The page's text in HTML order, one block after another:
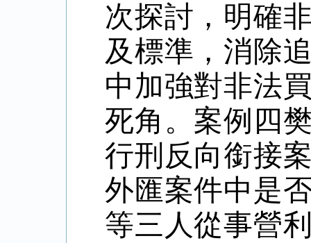
次探討，明確
及標準，消除
中加強對非法
死角。案例四
行刑反向銜接
外匯案件中是
等三人從事營